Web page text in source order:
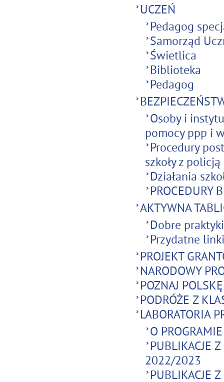
UCZEŃ
Pedagog
Samorząd
Świetlica
Biblioteka
Pedagog
Osoby i
pomocy ppp i
Procedury
szkoły z policją
Działania
PROCEDURY
AKTYWNA
Dobre praktyki
Przydatne linki
PROJEKT
NARODOWY
POZNAJ POLSKĘ
PODRÓŻE Z
LABORATORIA
O PROGRAMIE
PUBLIKACJE
2022/2023
PUBLIKACJE